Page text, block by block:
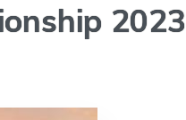
2023